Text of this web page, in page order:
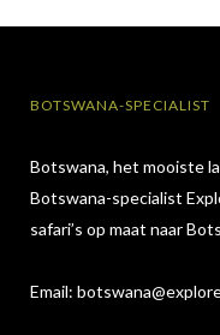
BOTSWANA-SPECIALIST
Botswana, het mooiste
Botswana-specialist
safari’s op maat naar
Email: